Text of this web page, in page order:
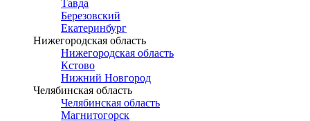
Тавда
Березовский
Екатеринбург
Нижегородская область
Нижегородская область
Кстово
Нижний Новгород
Челябинская область
Челябинская область
Магнитогорск